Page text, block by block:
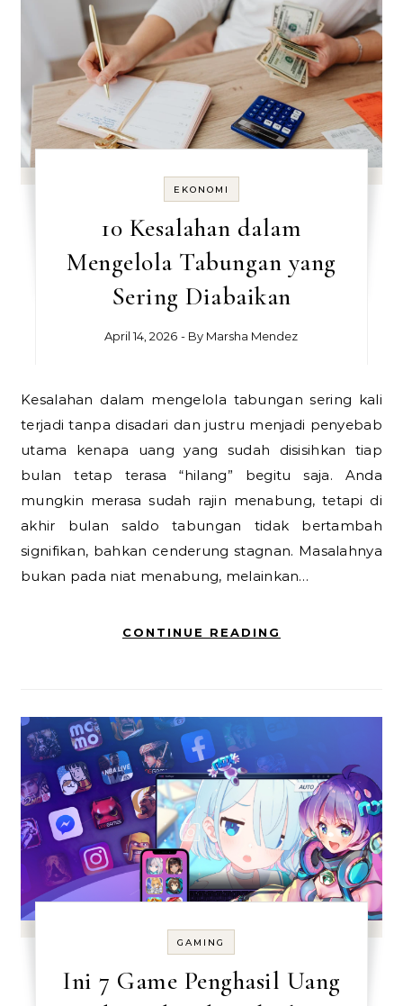
EKONOMI
10 Kesalahan dalam
Mengelola Tabungan yang
Sering Diabaikan
April 14, 2026 - By Marsha Mendez
Kesalahan dalam mengelola tabungan sering kali
terjadi tanpa disadari dan justru menjadi penyebab
utama kenapa uang yang sudah disisihkan tiap
bulan tetap terasa “hilang” begitu saja. Anda
mungkin merasa sudah rajin menabung, tetapi di
akhir bulan saldo tabungan tidak bertambah
signifikan, bahkan cenderung stagnan. Masalahnya
bukan pada niat menabung, melainkan…
CONTINUE READING
GAMING
Ini 7 Game Penghasil Uang